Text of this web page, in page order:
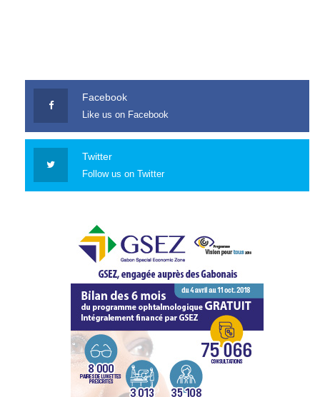
Facebook
Like us on Facebook
Twitter
Follow us on Twitter